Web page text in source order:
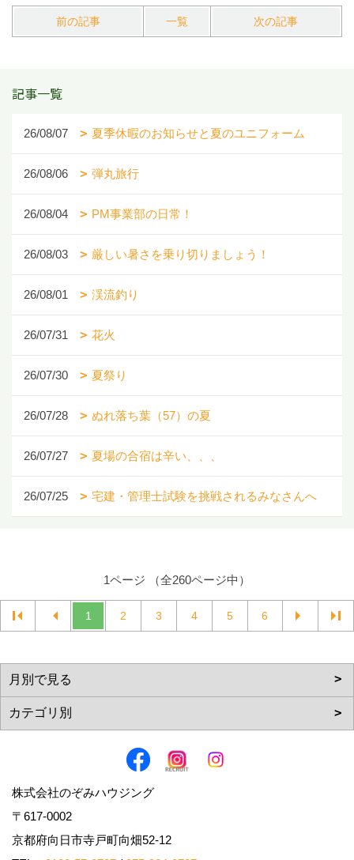
前の記事 一覧 次の記事
記事一覧
26/08/07 夏季休暇のお知らせと夏のユニフォーム
26/08/06 弾丸旅行
26/08/04 PM事業部の日常！
26/08/03 厳しい暑さを乗り切りましょう！
26/08/01 渓流釣り
26/07/31 花火
26/07/30 夏祭り
26/07/28 ぬれ落ち葉（57）の夏
26/07/27 夏場の合宿は辛い、、、
26/07/25 宅建・管理士試験を挑戦されるみなさんへ
1ページ （全260ページ中）
1 2 3 4 5 6
株式会社のぞみハウジング
〒617-0002
京都府向日市寺戸町向畑52-12